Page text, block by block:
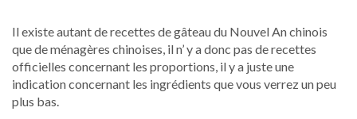
Il existe autant de recettes de gâteau du Nouvel An chinois
que de ménagères chinoises, il n’ y a donc pas de recettes
officielles concernant les proportions, il y a juste une
indication concernant les ingrédients que vous verrez un peu
plus bas.